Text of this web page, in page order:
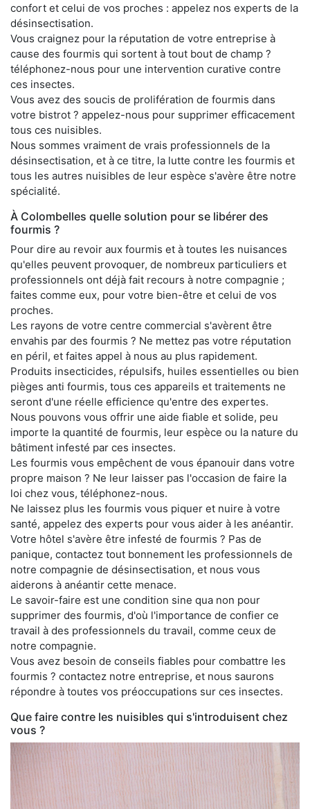
confort et celui de vos proches : appelez nos experts de la
désinsectisation.
Vous craignez pour la réputation de votre entreprise à
cause des fourmis qui sortent à tout bout de champ ?
téléphonez-nous pour une intervention curative contre
ces insectes.
Vous avez des soucis de prolifération de fourmis dans
votre bistrot ? appelez-nous pour supprimer efficacement
tous ces nuisibles.
Nous sommes vraiment de vrais professionnels de la
désinsectisation, et à ce titre, la lutte contre les fourmis et
tous les autres nuisibles de leur espèce s'avère être notre
spécialité.
À Colombelles quelle solution pour se libérer des
fourmis ?
Pour dire au revoir aux fourmis et à toutes les nuisances
qu'elles peuvent provoquer, de nombreux particuliers et
professionnels ont déjà fait recours à notre compagnie ;
faites comme eux, pour votre bien-être et celui de vos
proches.
Les rayons de votre centre commercial s'avèrent être
envahis par des fourmis ? Ne mettez pas votre réputation
en péril, et faites appel à nous au plus rapidement.
Produits insecticides, répulsifs, huiles essentielles ou bien
pièges anti fourmis, tous ces appareils et traitements ne
seront d'une réelle efficience qu'entre des expertes.
Nous pouvons vous offrir une aide fiable et solide, peu
importe la quantité de fourmis, leur espèce ou la nature du
bâtiment infesté par ces insectes.
Les fourmis vous empêchent de vous épanouir dans votre
propre maison ? Ne leur laisser pas l'occasion de faire la
loi chez vous, téléphonez-nous.
Ne laissez plus les fourmis vous piquer et nuire à votre
santé, appelez des experts pour vous aider à les anéantir.
Votre hôtel s'avère être infesté de fourmis ? Pas de
panique, contactez tout bonnement les professionnels de
notre compagnie de désinsectisation, et nous vous
aiderons à anéantir cette menace.
Le savoir-faire est une condition sine qua non pour
supprimer des fourmis, d'où l'importance de confier ce
travail à des professionnels du travail, comme ceux de
notre compagnie.
Vous avez besoin de conseils fiables pour combattre les
fourmis ? contactez notre entreprise, et nous saurons
répondre à toutes vos préoccupations sur ces insectes.
Que faire contre les nuisibles qui s'introduisent chez
vous ?